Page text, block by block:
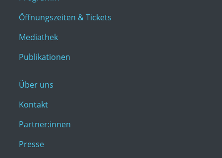
Öffnungszeiten & Tickets
Mediathek
Publikationen
Über uns
Kontakt
Partner:innen
Presse